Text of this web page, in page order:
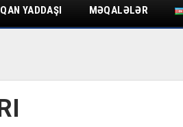
QAN YADDAŞI MƏQALƏLƏR